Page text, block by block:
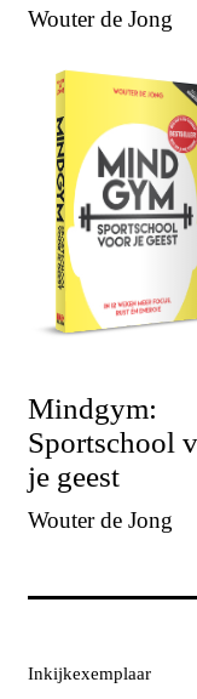
Wouter de Jong
Mindgym:
Sportschool
je geest
Wouter de Jong
Inkijkexemplaar